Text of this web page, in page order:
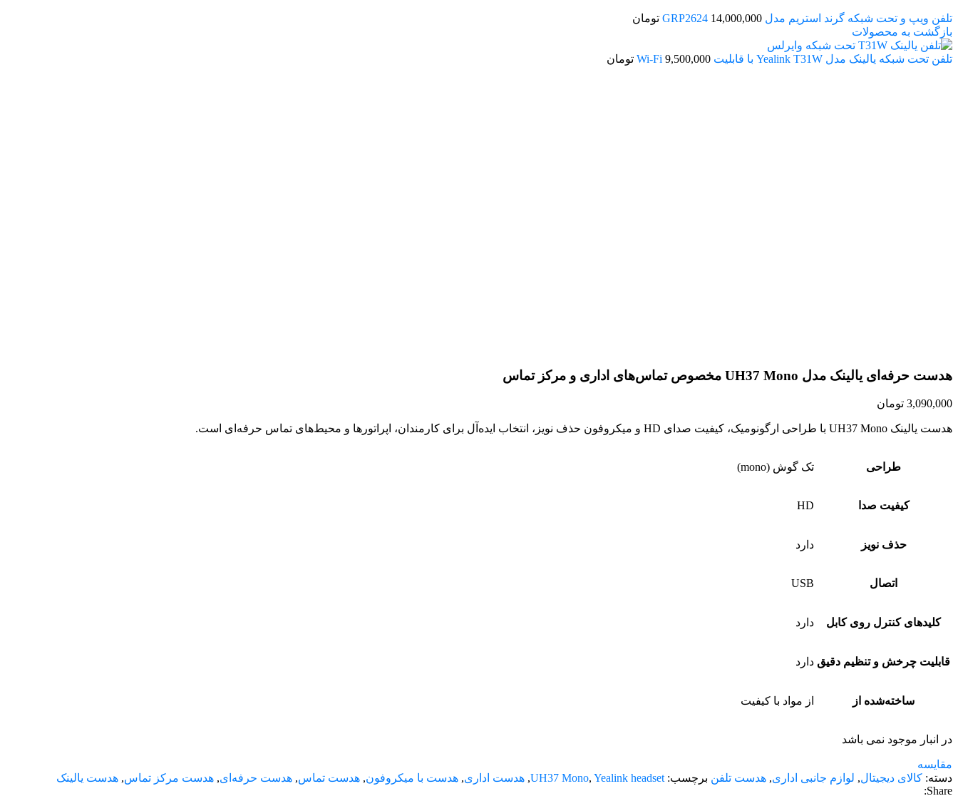
تلفن ویپ و تحت شبکه گرند استریم مدل GRP2624 14,000,000
تومان
بازگشت به محصولات
تلفن تحت شبکه یالینک مدل Yealink T31W با قابلیت Wi-Fi 9,500,000
تومان
هدست حرفه‌ای یالینک مدل UH37 Mono مخصوص تماس‌های اداری و مرکز تماس
3,090,000 تومان
هدست یالینک UH37 Mono با طراحی ارگونومیک، کیفیت صدای HD و میکروفون حذف نویز، انتخاب ایده‌آل برای کارمندان، اپراتورها و محیط‌های تماس حرفه‌ای است.
طراحی تک گوش (mono)
کیفیت صدا HD
حذف نویز دارد
اتصال USB
کلیدهای کنترل روی کابل دارد
قابلیت چرخش و تنظیم دقیق دارد
ساخته‌شده از از مواد با کیفیت
در انبار موجود نمی باشد
مقایسه
دسته: کالای دیجیتال, لوازم جانبی اداری, هدست تلفن برچسب: UH37 Mono, Yealink headset
, هدست اداری, هدست با میکروفون, هدست تماس, هدست حرفه‌ای, هدست مرکز تماس, هدست یالینک
Share: